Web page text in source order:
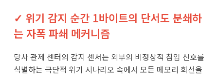
✓ 위기 감지 순간 1바이트의 단서도 분쇄하
는 자폭 파쇄 메커니즘
당사 관제 센터의 감지 센서는 외부의 비정상적 침입 신호를
식별하는 극단적 위기 시나리오 속에서 모든 메모리 회선을